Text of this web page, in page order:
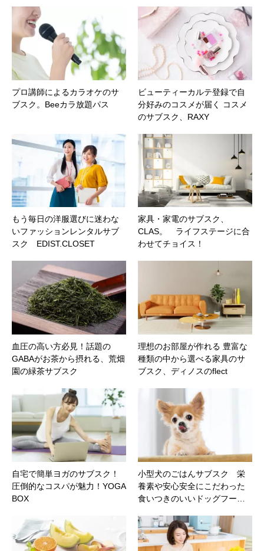
プロ講師によるカラオケのサ
ブスク。Beeカラ放題パス
ビューティーカルテ登録で自
分好みのコスメが届く コスメ
のサブスク、RAXY
もう毎日の洋服選びに迷わな
いファッションレンタルサブ
スク EDIST.CLOSET
家具・家電のサブスク、
CLAS。 ライフステージに合
わせてチョイス！
血圧の高い方必見！話題の
GABAがお茶から摂れる、荒畑
園の緑茶サブスク
理想のお部屋が作れる 豊富な
種類の中から選べる家具のサ
ブスク、ディノスのflect
自宅で簡単ヨガのサブスク！
圧倒的なコスパが魅力！YOGA
BOX
小型犬のごはんサブスク 栄
養素や安心安全にこだわった
食いつきのいいドッグフー…